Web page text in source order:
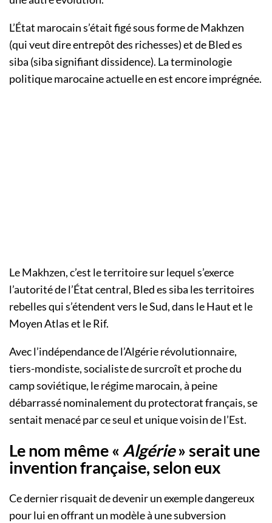
L’État marocain s’était figé sous forme de Makhzen
(qui veut dire entrepôt des richesses) et de Bled es
siba (siba signifiant dissidence). La terminologie
politique marocaine actuelle en est encore imprégnée.
Le Makhzen, c’est le territoire sur lequel s’exerce
l’autorité de l’État central, Bled es siba les territoires
rebelles qui s’étendent vers le Sud, dans le Haut et le
Moyen Atlas et le Rif.
Avec l’indépendance de l’Algérie révolutionnaire,
tiers-mondiste, socialiste de surcroît et proche du
camp soviétique, le régime marocain, à peine
débarrassé nominalement du protectorat français, se
sentait menacé par ce seul et unique voisin de l’Est.
Le nom même « Algérie» serait une
invention française, selon eux
Ce dernier risquait de devenir un exemple dangereux
pour lui en offrant un modèle à une subversion